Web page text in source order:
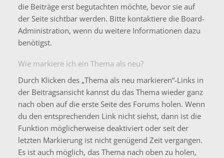
die Beiträge erst begutachten möchte, bevor sie auf
der Seite sichtbar werden. Bitte kontaktiere die Board-
Administration, wenn du weitere Informationen dazu
benötigst.
Wie markiere ich ein Thema als neu?
Durch Klicken des „Thema als neu markieren“-Links in
der Beitragsansicht kannst du das Thema wieder ganz
nach oben auf die erste Seite des Forums holen. Wenn
du den entsprechenden Link nicht siehst, dann ist die
Funktion möglicherweise deaktiviert oder seit der
letzten Markierung ist nicht genügend Zeit vergangen.
Es ist auch möglich, das Thema nach oben zu holen,